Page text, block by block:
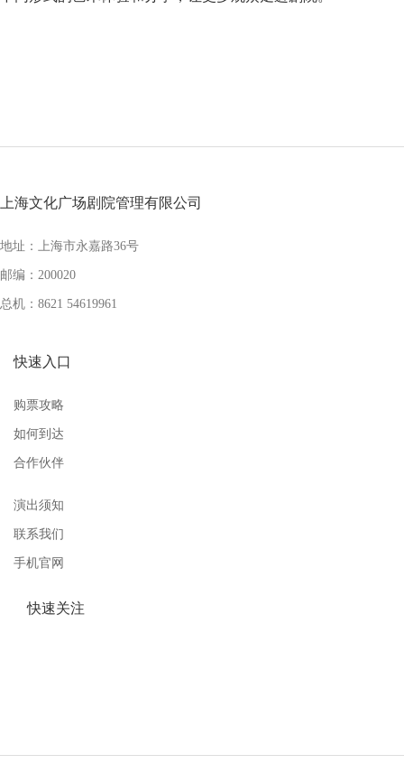
上海文化广场剧院管理有限公司
地址：上海市永嘉路36号
邮编：200020
总机：8621 54619961
快速入口
购票攻略
如何到达
合作伙伴
演出须知
联系我们
手机官网
快速关注